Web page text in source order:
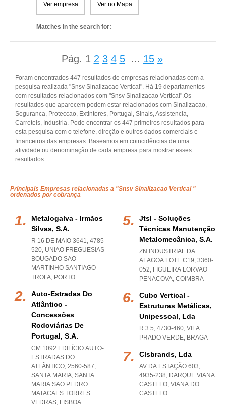
Ver empresa Ver no Mapa
Matches in the search for:
Pág. 1 2 3 4 5 ... 15 »
Foram encontrados 447 resultados de empresas relacionadas com a
pesquisa realizada "Snsv Sinalizacao Vertical". Há 19 departamentos
com resultados relacionados com "Snsv Sinalizacao Vertical".Os
resultados que aparecem podem estar relacionados com Sinalizacao,
Seguranca, Proteccao, Extintores, Portugal, Sinais, Assistencia,
Carreteis, Industria. Pode encontrar os 447 primeiros resultados para
esta pesquisa com o telefone, direção e outros dados comerciais e
financeiros das empresas. Baseamos em coincidências de uma
atividade ou denominação de cada empresa para mostrar esses
resultados.
Principais Empresas relacionadas a "Snsv Sinalizacao Vertical "
ordenados por cobrança
Metalogalva - Irmãos
Silvas, S.a.
R 16 DE MAIO 3641, 4785-
520, UNIAO FREGUESIAS
BOUGADO SAO
MARTINHO SANTIAGO
TROFA, PORTO
Auto-Estradas Do
Atlântico -
Concessões
Rodoviárias De
Portugal, S.a.
CM 1092 EDIFÍCIO AUTO-
ESTRADAS DO
ATLÂNTICO, 2560-587,
SANTA MARIA, SANTA
MARIA SAO PEDRO
MATACAES TORRES
VEDRAS, LISBOA
Jtsl - Soluções
Técnicas Manutenção
Metalomecânica, S.a.
ZN INDUSTRIAL DA
ALAGOA LOTE C19, 3360-
052, FIGUEIRA LORVAO
PENACOVA, COIMBRA
Cubo Vertical -
Estruturas Metálicas,
Unipessoal, Lda
R 3 5, 4730-460, VILA
PRADO VERDE, BRAGA
Clsbrands, Lda
AV DA ESTAÇÃO 603,
4935-238, DARQUE VIANA
CASTELO, VIANA DO
CASTELO